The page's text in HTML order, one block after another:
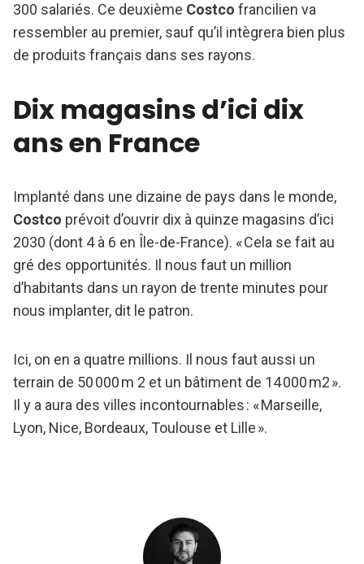
300 salariés. Ce deuxième Costco francilien va
ressembler au premier, sauf qu’il intègrera bien plus
de produits français dans ses rayons.
Dix magasins d’ici dix
ans en France
Implanté dans une dizaine de pays dans le monde,
Costco prévoit d’ouvrir dix à quinze magasins d’ici
2030 (dont 4 à 6 en Île-de-France). « Cela se fait au
gré des opportunités. Il nous faut un million
d’habitants dans un rayon de trente minutes pour
nous implanter, dit le patron.
Ici, on en a quatre millions. Il nous faut aussi un
terrain de 50 000 m 2 et un bâtiment de 14 000 m2 ».
Il y a aura des villes incontournables : « Marseille,
Lyon, Nice, Bordeaux, Toulouse et Lille ».